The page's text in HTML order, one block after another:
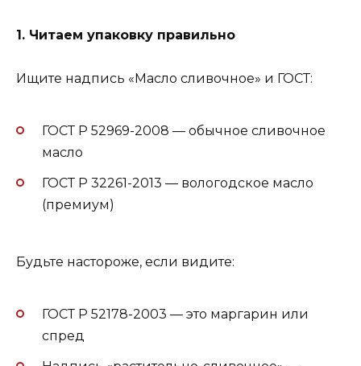
1. Читаем упаковку правильно
Ищите надпись «Масло сливочное» и ГОСТ:
ГОСТ Р 52969-2008 — обычное сливочное
масло
ГОСТ Р 32261-2013 — вологодское масло
(премиум)
Будьте настороже, если видите:
ГОСТ Р 52178-2003 — это маргарин или
спред